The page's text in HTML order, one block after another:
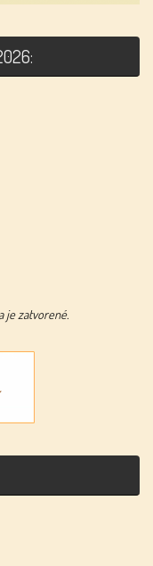
je zatvorené.